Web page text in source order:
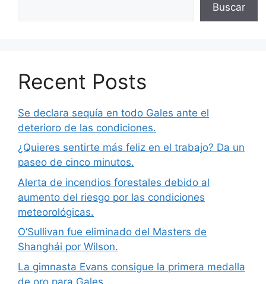
Buscar
Recent Posts
Se declara sequía en todo Gales ante el
deterioro de las condiciones.
¿Quieres sentirte más feliz en el trabajo? Da un
paseo de cinco minutos.
Alerta de incendios forestales debido al
aumento del riesgo por las condiciones
meteorológicas.
O’Sullivan fue eliminado del Masters de
Shanghái por Wilson.
La gimnasta Evans consigue la primera medalla
de oro para Gales.